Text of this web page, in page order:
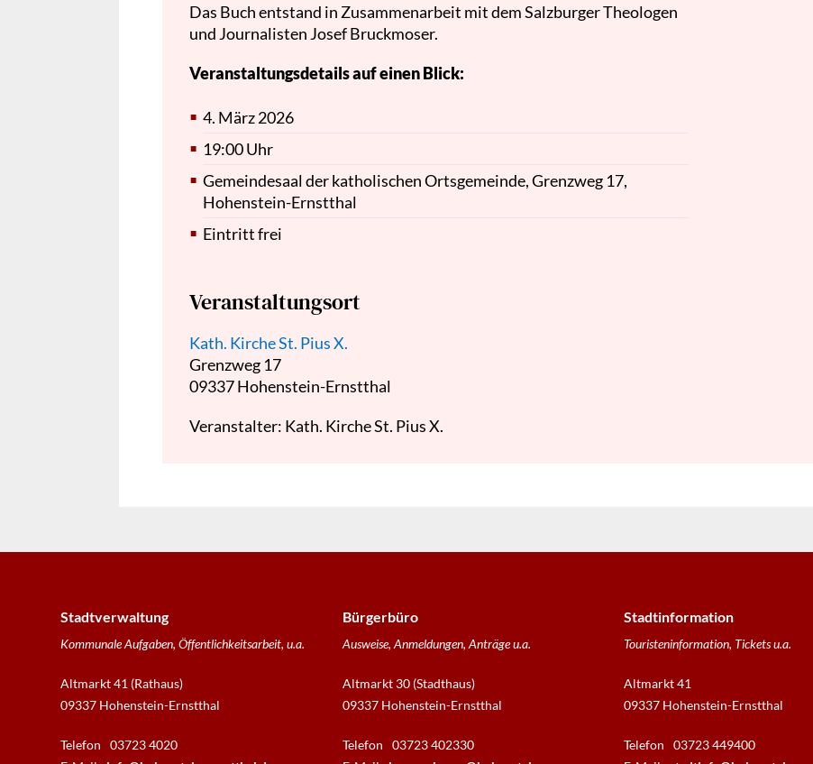
Das Buch entstand in Zusammenarbeit mit dem Salzburger Theologen
und Journalisten Josef Bruckmoser.
Veranstaltungsdetails auf einen Blick:
4. März 2026
19:00 Uhr
Gemeindesaal der katholischen Ortsgemeinde, Grenzweg 17,
Hohenstein-Ernstthal
Eintritt frei
Veranstaltungsort
Kath. Kirche St. Pius X.
Grenzweg 17
09337Hohenstein-Ernstthal
Veranstalter: Kath. Kirche St. Pius X.
Stadtverwaltung
Kommunale Aufgaben, Öffentlichkeitsarbeit, u.a.
Altmarkt 41 (Rathaus)
09337 Hohenstein-Ernstthal
Telefon
03723 4020
Bürgerbüro
Ausweise, Anmeldungen, Anträge u.a.
Altmarkt 30 (Stadthaus)
09337 Hohenstein-Ernstthal
Telefon
03723 402330
Stadtinformation
Touristeninformation, Tickets u.a.
Altmarkt 41
09337 Hohenstein-Ernstthal
Telefon
03723 449400